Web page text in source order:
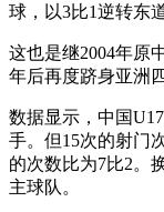
球，以3比1逆转东
这也是继2004年原
年后再度跻身亚洲
数据显示，中国
手。但15次的射门
的次数比为7比2。
主球队。